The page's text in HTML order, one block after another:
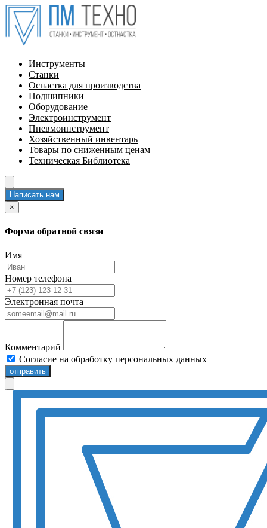
Инструменты
Станки
Оснастка для производства
Подшипники
Оборудование
Электроинструмент
Пневмоинструмент
Хозяйственный инвентарь
Товары по сниженным ценам
Техническая Библиотека
Написать нам
×
Форма обратной связи
Имя
Номер телефона
Электронная почта
Комментарий
Согласие на обработку персональных данных
отправить